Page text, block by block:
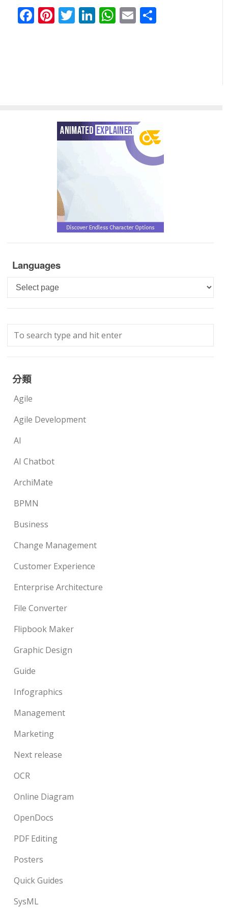
Facebook
Pinterest
Twitter
LinkedIn
WhatsApp
Email
Languages
Languages
分類
Agile
Agile Development
AI
AI Chatbot
ArchiMate
BPMN
Business
Change Management
Customer Experience
Enterprise Architecture
File Converter
Flipbook Maker
Graphic Design
Guide
Infographics
Management
Marketing
Next release
OCR
Online Diagram
OpenDocs
PDF Editing
Posters
Quick Guides
SysML